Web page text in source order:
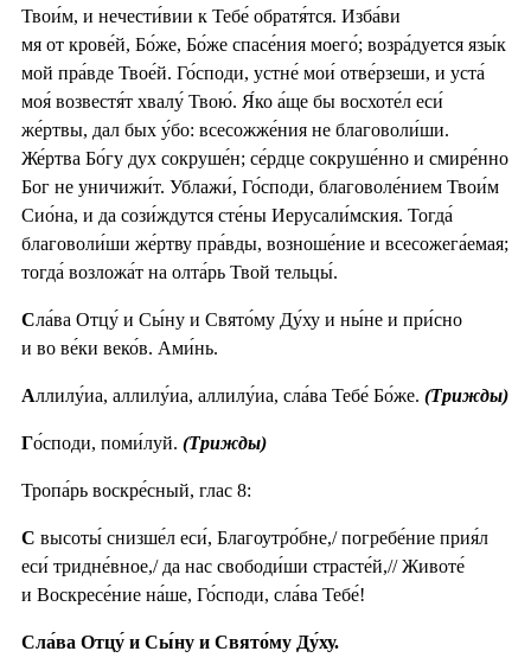
Твои́м, и нечести́вии к Тебе́ обратя́тся. Изба́ви
мя от крове́й, Бо́же, Бо́же спасе́ния моего́; возра́дуется язы́к
мой пра́вде Твое́й. Го́споди, устне́ мои́ отве́рзеши, и уста́
моя́ возвестя́т хвалу́ Твою́. Я́ко а́ще бы восхоте́л еси́
же́ртвы, дал бых у́бо: всесожже́ния не благоволи́ши.
Же́ртва Бо́гу дух сокруше́н; се́рдце сокруше́нно и смире́нно
Бог не уничижи́т. Ублажи́, Го́споди, благоволе́нием Твои́м
Сио́на, и да сози́ждутся сте́ны Иерусали́мския. Тогда́
благоволи́ши же́ртву пра́вды, возноше́ние и всесожега́емая;
тогда́ возложа́т на олта́рь Твой тельцы́.
Сла́ва Отцу́ и Сы́ну и Свято́му Ду́ху и ны́не и при́сно
и во ве́ки веко́в. Ами́нь.
Аллилу́иа, аллилу́иа, аллилу́иа, сла́ва Тебе́ Бо́же. (Трижды)
Го́споди, поми́луй. (Трижды)
Тропа́рь воскре́сный, глас 8:
С высоты́ снизше́л еси́, Благоутро́бне,/ погребе́ние прия́л
еси́ тридне́вное,/ да нас свободи́ши страсте́й,// Животе́
и Воскресе́ние на́ше, Го́споди, сла́ва Тебе́!
Сла́ва Отцу́ и Сы́ну и Свято́му Ду́ху.